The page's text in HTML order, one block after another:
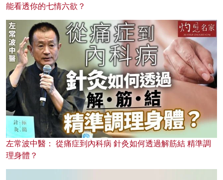
能看透你的七情六欲？
左常波中醫： 從痛症到內科病 針灸如何透過解筋結 精準調
理身體？